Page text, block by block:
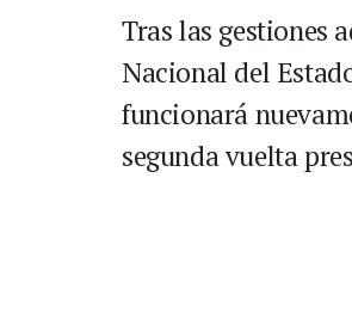
Tras las gestiones
Nacional del
funcionará
segunda vuelta